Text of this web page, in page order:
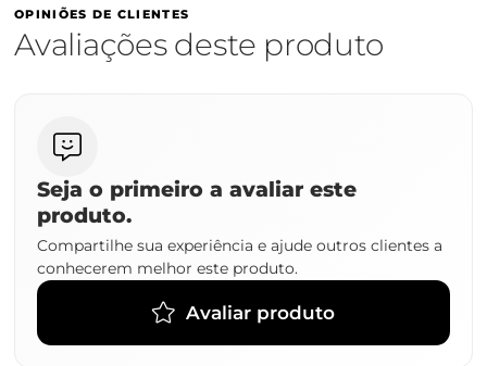
OPINIÕES DE CLIENTES
Avaliações deste produto
Seja o primeiro a avaliar este
produto.
Compartilhe sua experiência e ajude outros clientes a
conhecerem melhor este produto.
Avaliar produto